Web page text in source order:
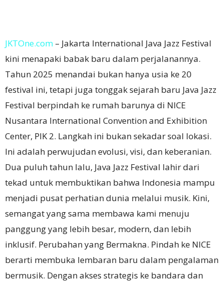
JKTOne.com – Jakarta International Java Jazz Festival
kini menapaki babak baru dalam perjalanannya.
Tahun 2025 menandai bukan hanya usia ke 20
festival ini, tetapi juga tonggak sejarah baru Java Jazz
Festival berpindah ke rumah barunya di NICE
Nusantara International Convention and Exhibition
Center, PIK 2. Langkah ini bukan sekadar soal lokasi.
Ini adalah perwujudan evolusi, visi, dan keberanian.
Dua puluh tahun lalu, Java Jazz Festival lahir dari
tekad untuk membuktikan bahwa Indonesia mampu
menjadi pusat perhatian dunia melalui musik. Kini,
semangat yang sama membawa kami menuju
panggung yang lebih besar, modern, dan lebih
inklusif. Perubahan yang Bermakna. Pindah ke NICE
berarti membuka lembaran baru dalam pengalaman
bermusik. Dengan akses strategis ke bandara dan